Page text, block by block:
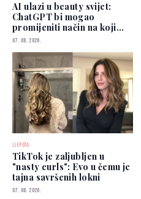
AI ulazi u beauty svijet:
ChatGPT bi mogao
promijeniti način na koji
biramo šminku
07. 08. 2026.
LJEPOTA
TikTok je zaljubljen u
"nasty curls": Evo u čemu je
tajna savršenih lokni
07. 08. 2026.